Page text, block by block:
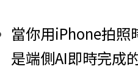
當你用iPhone拍照
是端側AI即時完成